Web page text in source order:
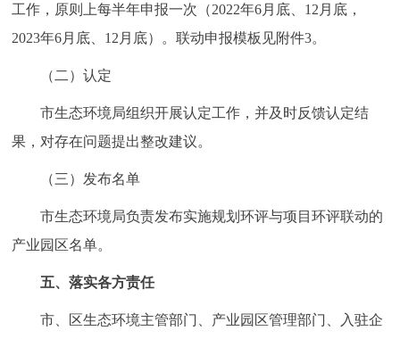
工作，原则上每半年申报一次（2022年6月底、12月底，
2023年6月底、12月底）。联动申报模板见附件3。
（二）认定
市生态环境局组织开展认定工作，并及时反馈认定结
果，对存在问题提出整改建议。
（三）发布名单
市生态环境局负责发布实施规划环评与项目环评联动的
产业园区名单。
五、落实各方责任
市、区生态环境主管部门、产业园区管理部门、入驻企